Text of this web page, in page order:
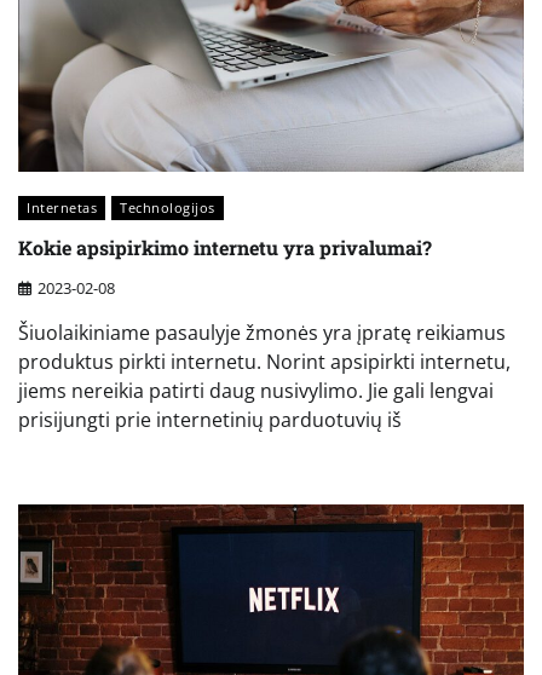
Internetas Technologijos
Kokie apsipirkimo internetu yra privalumai?
2023-02-08
Šiuolaikiniame pasaulyje žmonės yra įpratę reikiamus
produktus pirkti internetu. Norint apsipirkti internetu,
jiems nereikia patirti daug nusivylimo. Jie gali lengvai
prisijungti prie internetinių parduotuvių iš